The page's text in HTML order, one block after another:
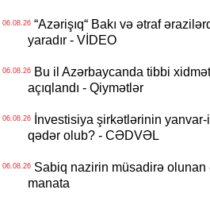
06.08.26“Azərişıq“ Bakı və ətraf
yaradır - VİDEO
06.08.26Bu il Azərbaycanda tibbi
açıqlandı - Qiymətlər
06.08.26İnvestisiya şirkətlərinin yanvar-
qədər olub? - CƏDVƏL
06.08.26Sabiq nazirin müsadirə olunan
manata